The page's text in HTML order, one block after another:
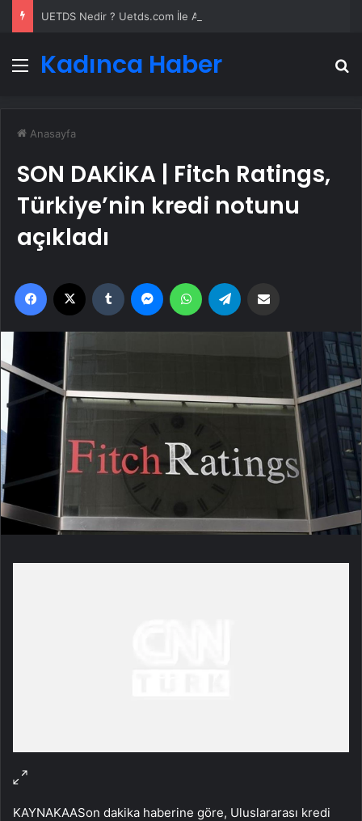
Menü
Kadınca Haber
Anasayfa
SON DAKİKA | Fitch Ratings,
Türkiye’nin kredi notunu
açıkladı
Facebook Tumblr MessengerWhatsApp
KAYNAKAASon dakika haberine göre, Uluslararası kredi